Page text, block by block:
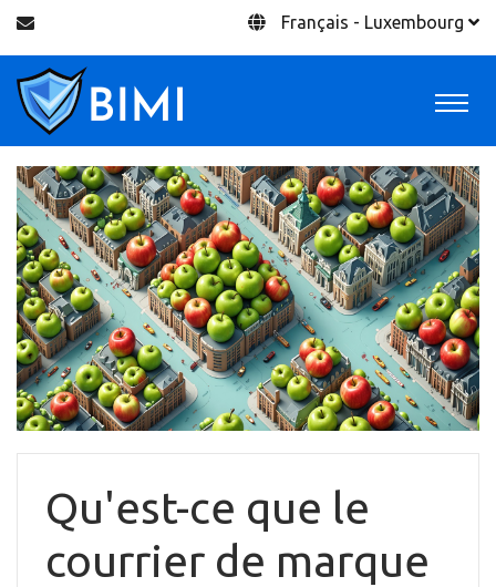
Français - Luxembourg
Qu'est-ce que le
courrier de marque